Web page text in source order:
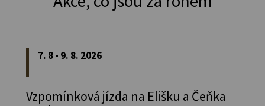
7. 8 - 9. 8. 2026
Vzpomínková jízda na Elišku a Čeňka